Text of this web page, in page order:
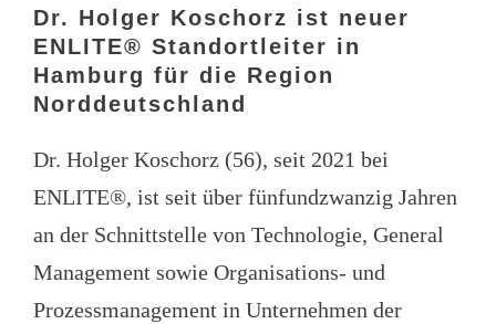
Dr. Holger Koschorz ist neuer
ENLITE® Standortleiter in
Hamburg für die Region
Norddeutschland
Dr. Holger Koschorz (56), seit 2021 bei
ENLITE®, ist seit über fünfundzwanzig Jahren
an der Schnittstelle von Technologie, General
Management sowie Organisations- und
Prozessmanagement in Unternehmen der